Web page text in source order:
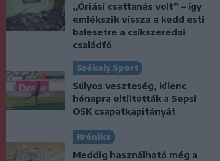
„Óriási csattanás volt” – így
emlékszik vissza a kedd esti
balesetre a csíkszeredai
családfő
Székely Sport
Súlyos veszteség, kilenc
hónapra eltiltották a Sepsi
OSK csapatkapitányát
Krónika
Meddig használható még a